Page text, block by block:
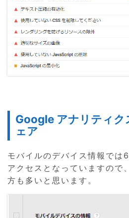
Google アナリティ
ェア
モバイルのデバイス情報で
アクセスとなっていますので
方も多いと思います。